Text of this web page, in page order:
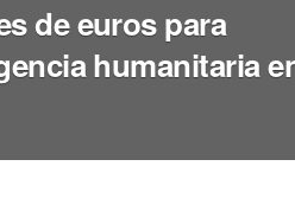
de euros para
humanitaria